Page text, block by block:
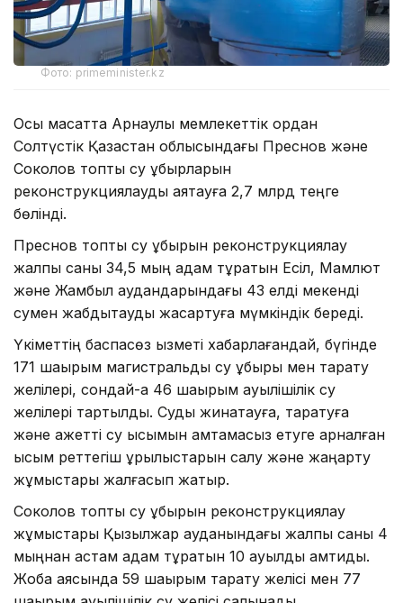
Фото: primeminister.kz
Осы мақсатта Арнаулы мемлекеттік қордан
Солтүстік Қазақстан облысындағы Преснов және
Соколов топтық су құбырларын
реконструкциялауды аяқтауға 2,7 млрд теңге
бөлінді.
Преснов топтық су құбырын реконструкциялау
жалпы саны 34,5 мың адам тұратын Есіл, Мамлют
және Жамбыл аудандарындағы 43 елді мекенді
сумен жабдықтауды жақсартуға мүмкіндік береді.
Үкіметтің баспасөз қызметі хабарлағандай, бүгінде
171 шақырым магистральдық су құбыры мен тарату
желілері, сондай-ақ 46 шақырым ауылішілік су
желілері тартылды. Суды жинақтауға, таратуға
және қажетті су қысымын қамтамасыз етуге арналған
қысым реттегіш құрылыстарын салу және жаңарту
жұмыстары жалғасып жатыр.
Соколов топтық су құбырын реконструкциялау
жұмыстары Қызылжар ауданындағы жалпы саны 4
мыңнан астам адам тұратын 10 ауылды қамтиды.
Жоба аясында 59 шақырым тарату желісі мен 77